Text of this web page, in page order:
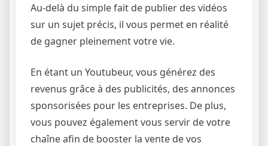
Au-delà du simple fait de publier des vidéos
sur un sujet précis, il vous permet en réalité
de gagner pleinement votre vie.
En étant un Youtubeur, vous générez des
revenus grâce à des publicités, des annonces
sponsorisées pour les entreprises. De plus,
vous pouvez également vous servir de votre
chaîne afin de booster la vente de vos